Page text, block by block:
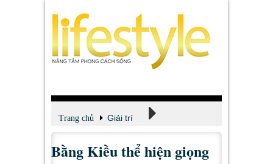
Trang chủ Giải trí
Xem - Nghe - Đọc
Bằng Kiều thể hiện giọng